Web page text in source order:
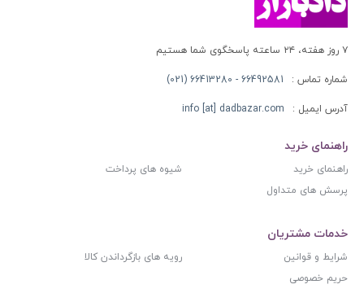
۷ روز هفته، ۲۴ ساعته پاسخگوی شما هستیم
شماره تماس : 66492581 - 66413280 (021)
آدرس ایمیل : info [at] dadbazar.com
راهنمای خرید
راهنمای خرید
شیوه های پرداخت
پرسش های متداول
خدمات مشتریان
شرایط و قوانین
رویه های بازگرداندن کالا
حریم خصوصی